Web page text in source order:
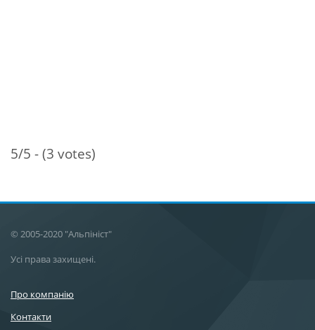
5/5 - (3 votes)
© 2005-2020 "Альпініст"
Усі права захищені.
Про компанію
Контакти